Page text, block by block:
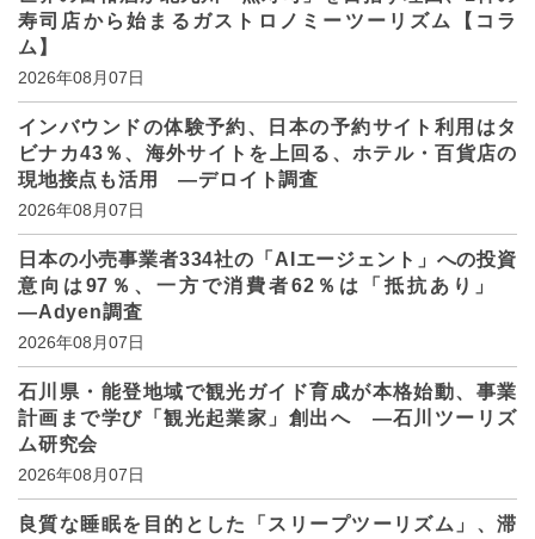
寿司店から始まるガストロノミーツーリズム【コラ
ム】
2026年08月07日
インバウンドの体験予約、日本の予約サイト利用はタ
ビナカ43％、海外サイトを上回る、ホテル・百貨店の
現地接点も活用 ―デロイト調査
2026年08月07日
日本の小売事業者334社の「AIエージェント」への投資
意向は97％、一方で消費者62％は「抵抗あり」
―Adyen調査
2026年08月07日
石川県・能登地域で観光ガイド育成が本格始動、事業
計画まで学び「観光起業家」創出へ ―石川ツーリズ
ム研究会
2026年08月07日
良質な睡眠を目的とした「スリープツーリズム」、滞